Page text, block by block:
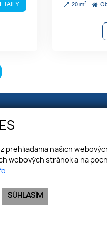
20 m2
+421 918
našich
webových stránok a na
SÚHLASÍM